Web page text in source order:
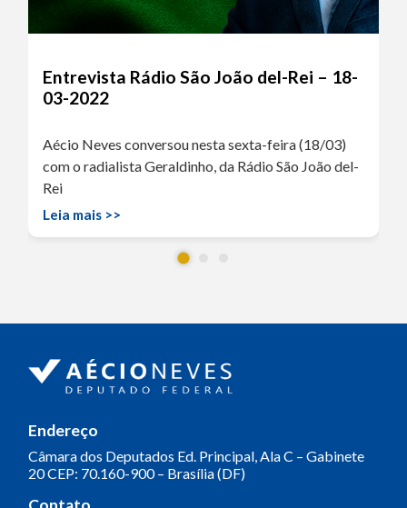
Entrevista Rádio São João del-Rei – 18-
03-2022
Aécio Neves conversou nesta sexta-feira (18/03)
com o radialista Geraldinho, da Rádio São João del-
Rei
Leia mais >>
Endereço
Câmara dos Deputados Ed. Principal, Ala C – Gabinete
20CEP: 70.160-900 – Brasília (DF)